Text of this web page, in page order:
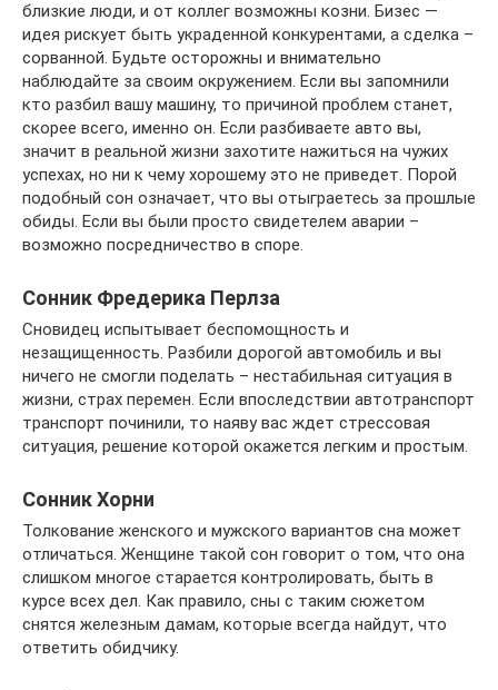
близкие люди, и от коллег возможны козни. Бизес —
идея рискует быть украденной конкурентами, а сделка –
сорванной. Будьте осторожны и внимательно
наблюдайте за своим окружением. Если вы запомнили
кто разбил вашу машину, то причиной проблем станет,
скорее всего, именно он. Если разбиваете авто вы,
значит в реальной жизни захотите нажиться на чужих
успехах, но ни к чему хорошему это не приведет. Порой
подобный сон означает, что вы отыграетесь за прошлые
обиды. Если вы были просто свидетелем аварии –
возможно посредничество в споре.
Сонник Фредерика Перлза
Сновидец испытывает беспомощность и
незащищенность. Разбили дорогой автомобиль и вы
ничего не смогли поделать – нестабильная ситуация в
жизни, страх перемен. Если впоследствии автотранспорт
транспорт починили, то наяву вас ждет стрессовая
ситуация, решение которой окажется легким и простым.
Сонник Хорни
Толкование женского и мужского вариантов сна может
отличаться. Женщине такой сон говорит о том, что она
слишком многое старается контролировать, быть в
курсе всех дел. Как правило, сны с таким сюжетом
снятся железным дамам, которые всегда найдут, что
ответить обидчику.